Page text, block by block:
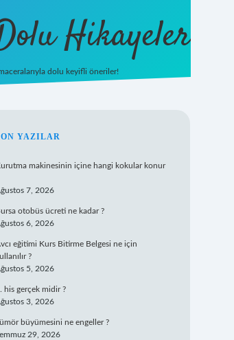
Hikayeler
dolu keyifli öneriler!
YAZILAR
makinesinin içine hangi kokular konur
7, 2026
otobüs ücreti ne kadar ?
6, 2026
eğitimi Kurs Bitirme Belgesi ne için
?
5, 2026
his gerçek midir ?
3, 2026
büyümesini ne engeller ?
29, 2026